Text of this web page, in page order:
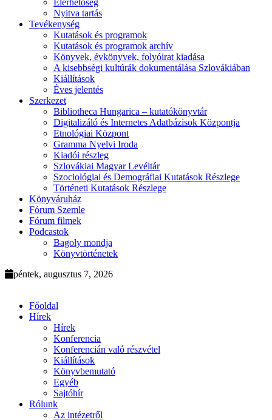
Elérhetőség
Nyitva tartás
Tevékenység
Kutatások és programok
Kutatások és programok archív
Könyvek, évkönyvek, folyóirat kiadása
A kisebbségi kultúrák dokumentálása Szlovákiában
Kiállítások
Éves jelentés
Szerkezet
Bibliotheca Hungarica – kutatókönyvtár
Digitalizáló és Internetes Adatbázisok Központja
Etnológiai Központ
Gramma Nyelvi Iroda
Kiadói részleg
Szlovákiai Magyar Levéltár
Szociológiai és Demográfiai Kutatások Részlege
Történeti Kutatások Részlege
Könyváruház
Fórum Szemle
Fórum filmek
Podcastok
Bagoly mondja
Könyvtörténetek
péntek, augusztus 7, 2026
Főoldal
Hírek
Hírek
Konferencia
Konferencián való részvétel
Kiállítások
Könyvbemutató
Egyéb
Sajtóhír
Rólunk
Az intézetről